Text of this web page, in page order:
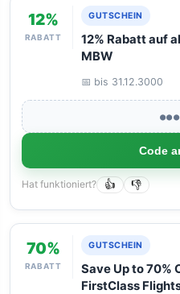
12%
RABATT
GUTSCHEIN
12% Rabatt auf
MBW
📅 bis 31.12.3000
Code
Hat funktioniert? 👍 👎
70%
RABATT
GUTSCHEIN
Save Up to 70%
FirstClass